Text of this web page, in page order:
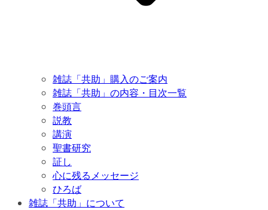
雑誌「共助」購入のご案内
雑誌「共助」の内容・目次一覧
巻頭言
説教
講演
聖書研究
証し
心に残るメッセージ
ひろば
雑誌「共助」について